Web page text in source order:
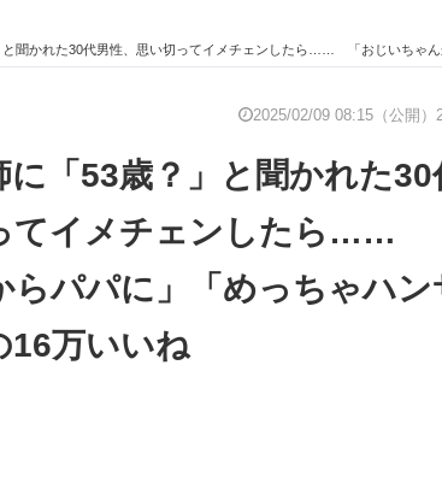
れた30代男性、思い切ってイメチェンしたら…… 「おじいちゃんからパパに」「めっち
2025/02/09 08:15（公開）
に「53歳？」と聞かれた30
てイメチェンしたら……
らパパに」「めっちゃハ
16万いいね